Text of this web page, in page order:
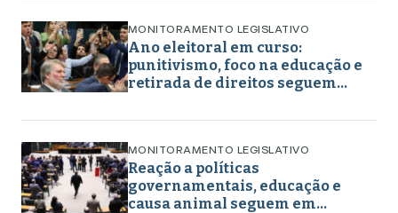
MONITORAMENTO LEGISLATIVO
Ano eleitoral em curso:
punitivismo, foco na educação e
retirada de direitos seguem
2026
MONITORAMENTO LEGISLATIVO
Reação a políticas
governamentais, educação e
causa animal seguem em